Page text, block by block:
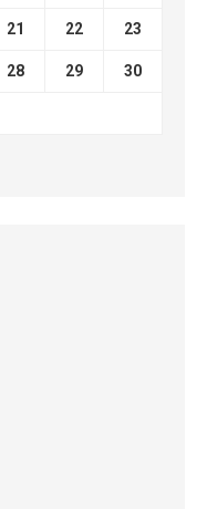
21 22 23
28 29 30